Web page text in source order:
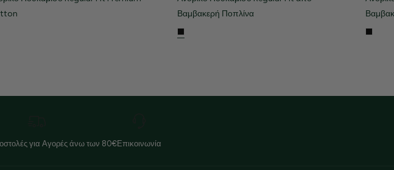
Βαμβακερή Ποπλίνα
για Αγορές άνω των 80€Επικοινωνία